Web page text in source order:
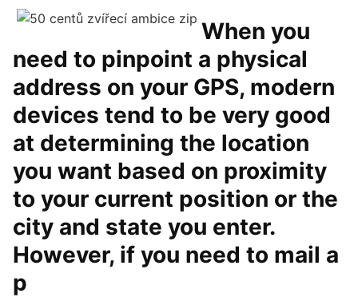
When you
need to pinpoint a physical
address on your GPS, modern
devices tend to be very good
at determining the location
you want based on proximity
to your current position or the
city and state you enter.
However, if you need to mail a
p